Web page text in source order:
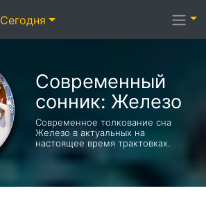
Современный
сонник: Железо
Современное толкование сна
Железо в актуальных на
настоящее время трактовках.
Сегодня